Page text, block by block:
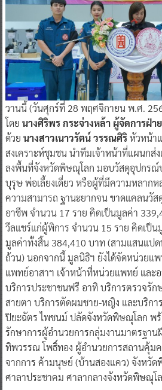
วานนี้ (วันศุกร์ที่ 28 พฤศจิกายน พ.ศ.
โดย นางศิริพร กระจ่างหล้า ผู้จัดการฝ่า
ด้วย นางสาวเนาวรัตน์ วรรณศิริหัวหน้า
สงเคราะห์ชุมชน นำทีมเจ้าหน้าที่แผนกส่
ลงพื้นที่จังหวัดพิษณุโลก มอบวัสดุอุปกรณ์
บุรุษ พ่อเลี้ยงเดี่ยว หรือผู้ที่มีความหลาก
ความสามารถ ฐานะยากจน ขาดแคลนวั
อาชีพ จำนวน 17 ราย คิดเป็นมูลค่า
วีลแชร์แก่ผู้พิการ จำนวน 15 ราย คิดเป็
มูลค่าทั้งสิ้น 384,410 บาท (สามแสนแป
ถ้วน) นอกจากนี้ มูลนิธิฯ ยังได้จัดหน่วยแ
แพทย์อาสาฯ เจ้าหน้าที่หน่วยแพทย์ และ
บริการประชาชนฟรี อาทิ บริการตรวจรัก
สายตา บริการตัดผมชาย-หญิง และบริกา
ปิยะฉัตร ไพชนม์ ปลัดจังหวัดพิษณุโลก พ
รักษาการผู้อำนวยการกลุ่มงานมาตรฐาน
ทิพวรรณ โพธิ์ทอง ผู้อำนวยการสถานคุ้ม
จากการ ค้ามนุษย์ (บ้านสองแคว) จังหวั
ศาลาประชาคม ศาลากลางจังหวัดพิษณุโ